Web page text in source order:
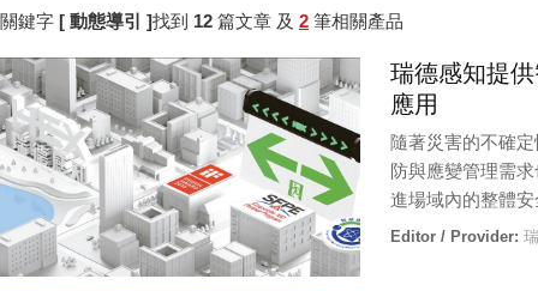
關鍵字 [ 動態導引 ]找到 12 篇文章 及 2 筆相關產品
瑞德感知提
應用
隨著災害的不確
防與應變管理需
進場域內的整體
Editor / Provider: